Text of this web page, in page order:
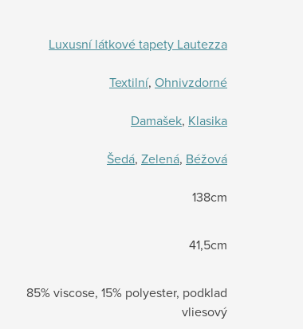
Luxusní látkové tapety Lautezza
Textilní, Ohnivzdorné
Damašek, Klasika
Šedá, Zelená, Béžová
138cm
41,5cm
85% viscose, 15% polyester, podklad
vliesový